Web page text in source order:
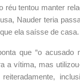
réu tentou manter
Nauder teria
ela saísse de casa.
que “o acusado
a vítima, mas